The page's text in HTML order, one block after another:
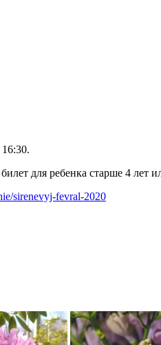
для ребенка старше 4 лет
sirenevyj-fevral-2020